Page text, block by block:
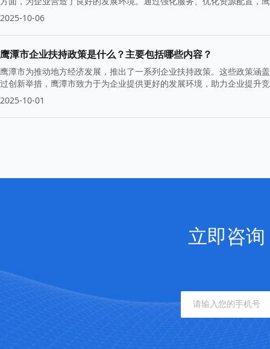
2025-10-06
鹰潭市企业扶持政策是什么？主要包括哪些内容？
鹰潭市为推动地方经济发展，推出了一系列企业扶持政策。这些政策涵
过创新举措，鹰潭市致力于为企业提供更好的发展环境，助力企业提升
2025-10-01
立即咨